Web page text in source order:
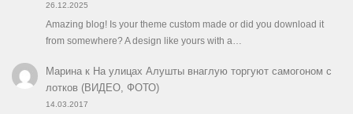
26.12.2025
Amazing blog! Is your theme custom made or did you download it
from somewhere? A design like yours with a…
Маринак На улицах Алушты внаглую торгуют самогоном с
лотков (ВИДЕО, ФОТО)
14.03.2017